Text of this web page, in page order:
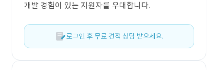
개발 경험이 있는 지원자를 우대합니다.
로그인 후 무료 견적 상담 받으세요.